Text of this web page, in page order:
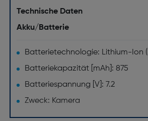
Technische Daten
Akku/Batterie
Batterietechnologie: Lithium-Ion
Batteriekapazität [mAh]: 875
Batteriespannung [V]: 7.2
Zweck: Kamera